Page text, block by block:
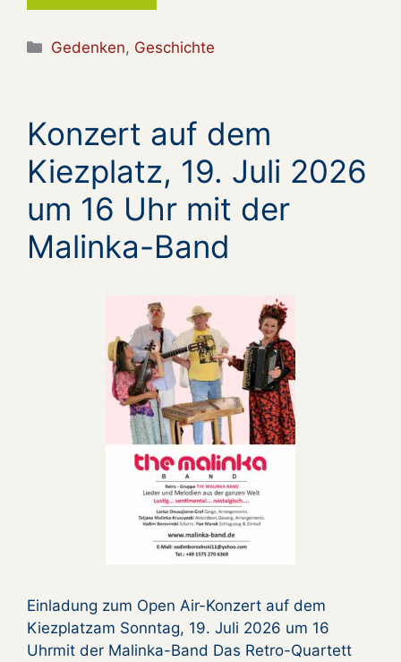
Kategorien
Gedenken, Geschichte
Konzert auf dem
Kiezplatz, 19. Juli 2026
um 16 Uhr mit der
Malinka-Band
Einladung zum Open Air-Konzert auf dem
Kiezplatzam Sonntag, 19. Juli 2026 um 16
Uhrmit der Malinka-Band Das Retro-Quartett